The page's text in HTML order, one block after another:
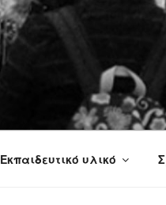
Εκπαιδευτικό υλικό